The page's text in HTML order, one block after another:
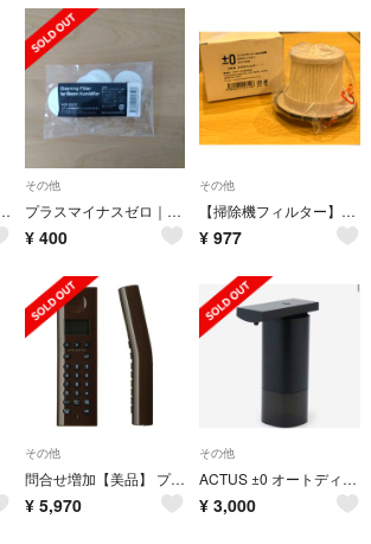
機 ACモーター搭ホワイト XQS-V110
その他
プラスマイナスゼロ｜加湿器フィルター
¥ 400
その他
【掃除機フィルター】ハンディ ±0 コードレスクリーナー
¥ 977
その他
問合せ増加【美品】 プラスマイナスゼロ コードレス固定電話機 デザイン家電
¥ 5,970
その他
ACTUS ±0 オートディスペンサー
¥ 3,000